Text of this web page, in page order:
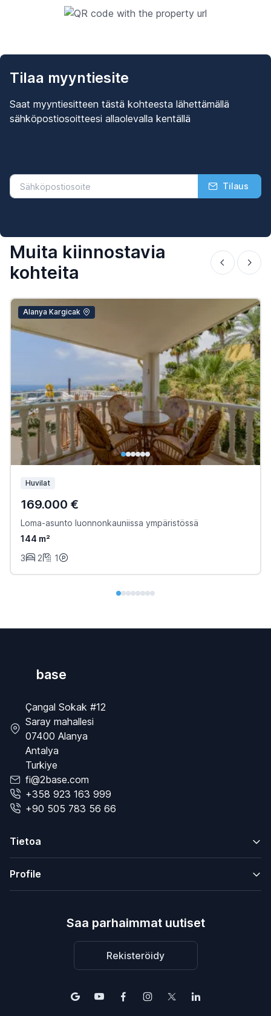
Tilaa myyntiesite
Saat myyntiesitteen tästä kohteesta lähettämällä
sähköpostiosoitteesi allaolevalla kentällä
Tilaus
Muita kiinnostavia
kohteita
Alanya Kargicak
Huvilat
169.000 €
Loma-asunto luonnonkauniissa ympäristössä
144 m²
3
2 1
base
Çangal Sokak #12
Saray mahallesi
07400 Alanya
Antalya
Turkiye
fi@2base.com
+358 923 163 999
+90 505 783 56 66
Tietoa
Profile
Saa parhaimmat uutiset
Rekisteröidy